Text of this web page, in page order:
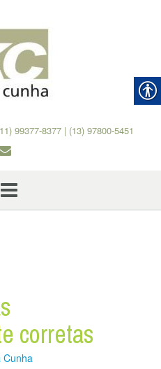
99377-8377 | (13) 97800-5451
corretas
Cunha